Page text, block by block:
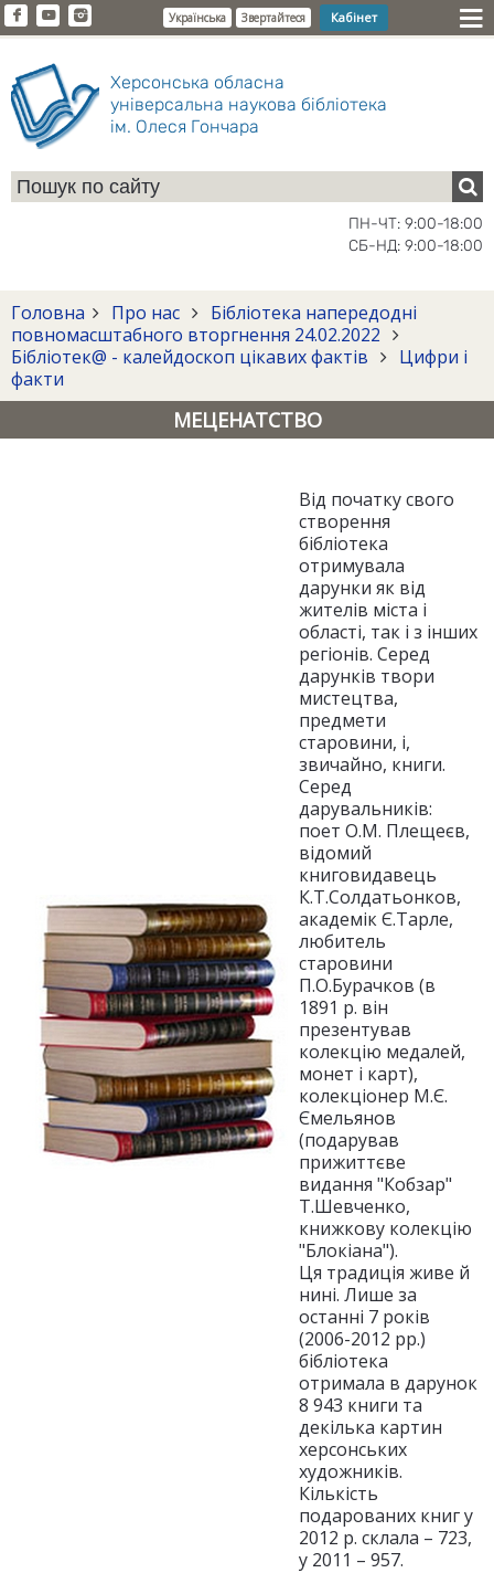
Українська Звертайтеся Кабінет
Херсонська обласна
універсальна наукова бібліотека
ім. Олеся Гончара
ПН-ЧТ: 9:00-18:00
СБ-НД: 9:00-18:00
Головна Про нас
Бібліотека напередодні
повномасштабного вторгнення 24.02.2022
Бібліотек@ - калейдоскоп цікавих фактів
Цифри і
факти
МЕЦЕНАТСТВО
Від початку свого
створення
бібліотека
отримувала
дарунки як від
жителів міста і
області, так і з інших
регіонів. Серед
дарунків твори
мистецтва,
предмети
старовини, і,
звичайно, книги.
Серед
дарувальників:
поет О.М. Плещеєв,
відомий
книговидавець
К.Т.Солдатьонков,
академік Є.Тарле,
любитель
старовини
П.О.Бурачков (в
1891 р. він
презентував
колекцію медалей,
монет і карт),
колекціонер М.Є.
Ємельянов
(подарував
прижиттєве
видання "Кобзар"
Т.Шевченко,
книжкову колекцію
"Блокіана").
Ця традиція живе й
нині. Лише за
останні 7 років
(2006-2012 рр.)
бібліотека
отримала в дарунок
8 943 книги та
декілька картин
херсонських
художників.
Кількість
подарованих книг у
2012 р. склала – 723,
у 2011 – 957.